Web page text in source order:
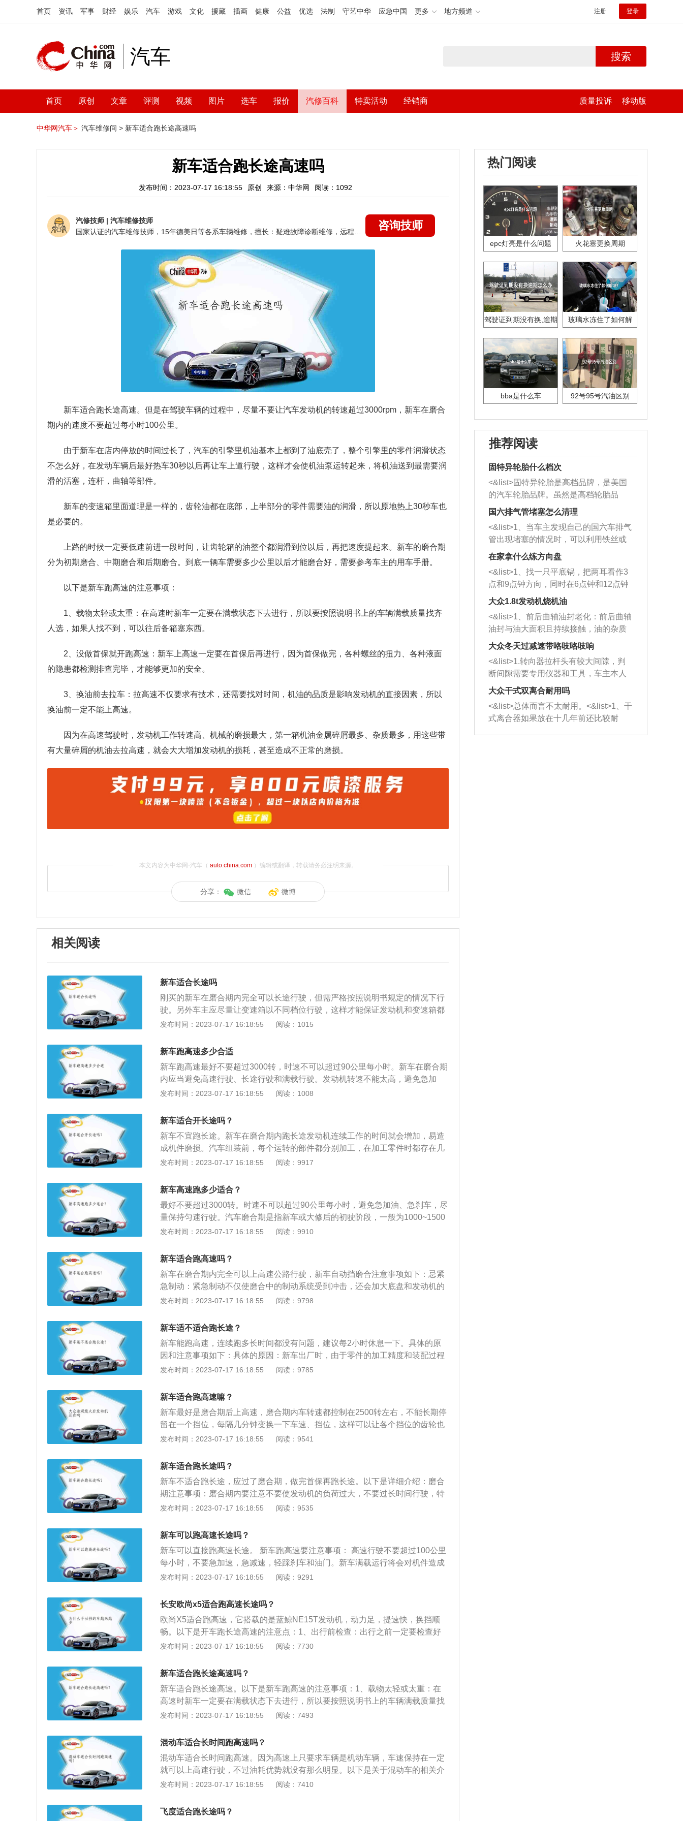
首页 资讯 军事 财经 娱乐 汽车 游戏 文化 援藏 插画 健康 公益 优选 法制 守艺中华 应急中国 更多 地方频道 注册 登录
汽车 搜索
首页 原创 文章 评测 视频 图片 选车 报价 汽修百科 特卖活动 经销商 质量投诉 移动版
中华网汽车＞ 汽车维修间 > 新车适合跑长途高速吗
新车适合跑长途高速吗
发布时间：2023-07-17 16:18:55 原创 来源：中华网 阅读：1092
汽修技师 | 汽车维修技师
咨询技师
新车适合跑长途高速。但是在驾驶车辆的过程中，尽量不要让汽车发动机的转速超过3000rpm，新车在磨合
期内的速度不要超过每小时100公里。
由于新车在店内停放的时间过长了，汽车的引擎里机油基本上都到了油底壳了，整个引擎里的零件润滑状态
不怎么好，在发动车辆后最好热车30秒以后再让车上道行驶，这样才会使机油泵运转起来，将机油送到最需要润
滑的活塞，连杆，曲轴等部件。
新车的变速箱里面道理是一样的，齿轮油都在底部，上半部分的零件需要油的润滑，所以原地热上30秒车也
是必要的。
上路的时候一定要低速前进一段时间，让齿轮箱的油整个都润滑到位以后，再把速度提起来。新车的磨合期
分为初期磨合、中期磨合和后期磨合。到底一辆车需要多少公里以后才能磨合好，需要参考车主的用车手册。
以下是新车跑高速的注意事项：
1、载物太轻或太重：在高速时新车一定要在满载状态下去进行，所以要按照说明书上的车辆满载质量找齐
人选，如果人找不到，可以往后备箱塞东西。
2、没做首保就开跑高速：新车上高速一定要在首保后再进行，因为首保做完，各种螺丝的扭力、各种液面
的隐患都检测排查完毕，才能够更加的安全。
3、换油前去拉车：拉高速不仅要求有技术，还需要找对时间，机油的品质是影响发动机的直接因素，所以
换油前一定不能上高速。
因为在高速驾驶时，发动机工作转速高、机械的磨损最大，第一箱机油金属碎屑最多、杂质最多，用这些带
有大量碎屑的机油去拉高速，就会大大增加发动机的损耗，甚至造成不正常的磨损。
本文内容为中华网·汽车（ auto.china.com）编辑或翻译，转载请务必注明来源。
分享： 微信 微博
相关阅读
新车适合长途吗
刚买的新车在磨合期内完全可以长途行驶，但需严格按照说明书规定的情况下行
驶。另外车主应尽量让变速箱以不同档位行驶，这样才能保证发动机和变速箱都
能得到良好的磨合。新车开长途的注意事项具体如下：1、在开车前务必要对汽
机出现故障。2、在高速路上行驶时，最好是在中间车道行驶，左边车道是超车
道，行车速度都比较快；而右边车道虽然车速较慢但有大车，惯性太大，若是发
生意外在大车旁边会很危险。3、开车最忌讳的是分神，如果长时间跑长途觉得
疲惫，那最好花点时间去服务区休息下，疲劳驾驶也非常危险。
发布时间：2023-07-17 16:18:55 阅读：1015
新车跑高速多少合适
新车跑高速最好不要超过3000转，时速不可以超过90公里每小时。新车在磨合期
内应当避免高速行驶、长途行驶和满载行驶。发动机转速不能太高，避免急加
油、急刹车，尽量保持匀速行驶。汽车磨合期是指新车或大修后的初驶阶段，一
在磨合期间内可以调整提升汽车各部件适应环境的能力，并磨掉零件上的凸起
物。汽车磨合的优劣，对车的寿命、安全性、经济性将会产生重要的影响。
发布时间：2023-07-17 16:18:55 阅读：1008
新车适合开长途吗？
新车不宜跑长途。新车在磨合期内跑长途发动机连续工作的时间就会增加，易造
成机件磨损。汽车组装前，每个运转的部件都分别加工，在加工零件时都存在几
何偏差，所以组装后，有些运转部件会局部直接接触，润滑油难以进入摩擦表
合中的制动系统受到冲击，还会加大底盘和发动机的冲击负荷，在初次行驶的30
0公里内，最好不要紧急制动。负荷不要过重：新车在磨合期如果满载运行，会
对机件造成损坏。因此，在初次行驶的1000公里内，一般载重量不要超过额定载
荷的75%-80%。
发布时间：2023-07-17 16:18:55 阅读：9917
新车高速跑多少适合？
最好不要超过3000转。时速不可以超过90公里每小时，避免急加油、急刹车，尽
量保持匀速行驶。汽车磨合期是指新车或大修后的初驶阶段，一般为1000~1500
公里，这是保证机件充分接触、摩擦、适应、定型的基本里程。在这期间可以调
对车的寿命、安全性、经济性将会产生重要的影响。出厂后的新车，虽然已经进
行过磨合，但是零件的表面依然较粗糙。另外在加工、装配时存在一定的偏差和
一些很难发现的隐患。另外，新零件与配件间，有很多金属粒脱落，这些金属粒
不仅使零件间的磨损加剧，而且落入机油后还会使机油的质量下降，影响了润滑
的效果。由于新的零件在运行时摩擦阻力比正常时期大，所以油耗也会比较高。
~80公里/时。在开过1500公里后可逐渐把转速和车速提高到车辆允许的最高速
度，而且不要用力踩油门，以保证活塞、气缸及其他一些重要的部件在缓和的状
态下提高负荷。
发布时间：2023-07-17 16:18:55 阅读：9910
新车适合跑高速吗？
新车在磨合期内完全可以上高速公路行驶，新车自动挡磨合注意事项如下：忌紧
急制动：紧急制动不仅使磨合中的制动系统受到冲击，还会加大底盘和发动机的
冲击负荷。在初次行驶的300公里内，最好不要紧急制动。忌负荷过重：新车在
额定负荷的75%。忌跑长途：当新车在磨合期间长距离行驶时，发动机的持续工
作时间会增加，容易造成零件磨损。忌高速行驶：新车在磨合期间有速度限制。
国产汽车的速度是每小时40-70公里，进口汽车在100公里以内。节气门全开时车
速不能超过最大速度的80%。
发布时间：2023-07-17 16:18:55 阅读：9798
新车适不适合跑长途？
新车能跑高速，连续跑多长时间都没有问题，建议每2小时休息一下。具体的原
因和注意事项如下：具体的原因：新车出厂时，由于零件的加工精度和装配过程
中存在误差，因此需要一定过程的磨合。汽车磨合的优劣，会对汽车寿命、安全
长一些，多数为1500至3000公里。磨合期分为3个阶段。即：初期100公里、初
磨合200公里、磨合形成氧化膜3000公里。注意事项：电喷车启动前，应先将钥
匙转到第二档后等5到10秒，再启动。因为钥匙门打开后，汽油泵开始工作，使
油压及喷油量进行调整，所以几秒钟后再启动，对汽车的马达及发动机都是有好
处大多数人都习惯让发动机怠速运转，等水温达到正常温度后再把车开走，其实
之前，供油系统不能正常工作，勉强行驶自然会出现转速不稳、熄火等现象，所
以化油器发动机用怠速预热是迫不得已的办法。
发布时间：2023-07-17 16:18:55 阅读：9785
新车适合跑高速嘛？
新车最好是磨合期后上高速，磨合期内车转速都控制在2500转左右，不能长期停
留在一个挡位，每隔几分钟变换一下车速、挡位，这样可以让各个挡位的齿轮也
得到磨合，减少某一挡位的过度磨损。辨别是否是新车的方法如下：看出厂日
超过15天，那么就是旧车。看刹车盘：一般车辆经过200公里以上的行驶后，刹
车蹄片都会在刹车盘上留下明显的痕迹。一般刹车蹄片与刹车盘外沿存在1～2毫
米的距离。
发布时间：2023-07-17 16:18:55 阅读：9541
新车适合跑长途吗？
新车不适合跑长途，应过了磨合期，做完首保再跑长途。以下是详细介绍：磨合
期注意事项：磨合期内要注意不要使发动机的负荷过大，不要过长时间行驶，特
别是不要长时间高速行驶，操作各档位时要柔和，加油门不宜过急，起步或上坡
0公里为磨合前期，注意时速保持在60-70码，转速不超过2200转。500-1000公
里为磨合后期，速度可提升至120码以下，转速不超过3000转即可。
发布时间：2023-07-17 16:18:55 阅读：9535
新车可以跑高速长途吗？
新车可以直接跑高速长途。 新车跑高速要注意事项： 高速行驶不要超过100公里
每小时，不要急加速，急减速，轻踩刹车和油门。新车满载运行将会对机件造成
损坏。因此在最初的1000公里内，国产车不能超过额定载荷的75％-80％；进口
三个月左右。新车出厂时，由于零件的加工精度和装配过程中存在误差，因此需
要一定里程的磨合，当然新车的磨合期也可以延长一段时间，这个根据自己情况
而定。汽车磨合的优劣，会对汽车寿命、安全性和经济性产生重要影响。
发布时间：2023-07-17 16:18:55 阅读：9291
长安欧尚x5适合跑高速长途吗？
欧尚X5适合跑高速，它搭载的是蓝鲸NE15T发动机，动力足，提速快，换挡顺
畅。以下是开车跑长途高速的注意点：1、出行前检查：出行之前一定要检查好
车子的各项零件、轮胎、灯光、油液、雨刮器等等，特别是要长途高速行驶一定
是十分危险的。2、控制车速：一慢二看三通过。不能过慢，要按规定车速行
驶。尤其是在下高速进入匝道的时候，一定要有减速的意识，很多人都会在匝道
里超速。3、不要频繁变道：如果没有特殊情况不要频繁变道，很多交通事故都
是因为变道引起的。如果必须要超车或变道，一定要打转向灯三秒之后再进行操
作。4、远离大车：因为大货车受限于视觉盲区及自身自重等原因，不仅刹车距
发布时间：2023-07-17 16:18:55 阅读：7730
新车适合跑长途高速吗？
新车适合跑长途高速。以下是新车跑高速的注意事项：1、载物太轻或太重：在
高速时新车一定要在满载状态下去进行，所以要按照说明书上的车辆满载质量找
齐人选，如果人找不到，可以往后备箱塞东西。2、没做首保就开跑高速：新车
患都检测排查完毕，才能够更加的安全。3、换油前去拉车：拉高速不仅要求有
技术，还需要找对时间，机油的品质是影响发动机的直接因素，所以换油前一定
不能上高速，因为在高速驾驶时，发动机工作转速高、机械的磨损最大，第一箱
机油金属碎屑最多、杂质最多，用这些带有大量碎屑的机油去拉高速，就会大大
增加发动机的损耗，甚至造成不正常的磨损。
发布时间：2023-07-17 16:18:55 阅读：7493
混动车适合长时间跑高速吗？
混动车适合长时间跑高速。因为高速上只要求车辆是机动车辆，车速保持在一定
就可以上高速行驶，不过油耗优势就没有那么明显。以下是关于混动车的相关介
绍：1、概念：指车上装有两个以上动力源：蓄电池、燃料电池、太阳能电池、
池的汽车。2、优点：采用复合动力后可按平均需用的功率来确定内燃机的最大
功率，此时处于油耗低、污染少的最优工况下工作。需要大功率内燃机功率不足
发布时间：2023-07-17 16:18:55 阅读：7410
飞度适合跑长途吗？
热门阅读
epc灯亮是什么问题 火花塞更换周期
驾驶证到期没有换,逾期
玻璃水冻住了如何解
bba是什么车 92号95号汽油区别
推荐阅读
固特异轮胎什么档次
<&list>固特异轮胎是高档品牌，是美国
的汽车轮胎品牌。虽然是高档轮胎品
牌，但是中高低端的轮胎都有生产，这
也是为了更好的开拓市场。
国六排气管堵塞怎么清理
<&list>1、当车主发现自己的国六车排气
管出现堵塞的情况时，可以利用铁丝或
者是细棍，直接将杂物给取出来，如果
堵塞情况比较严重，也可以采取应急措
施。 <&list>2、直接利用木棍将所有的
杂物推到排气管里面的位置处，然后将
三元催化器拆解开，就可以将堵塞的东
西取出来。但如果是因为积碳过多引起
的堵塞，就需要将三元催化器泡在草酸
洗剂对堵塞的情况得到解决，将清洗剂
放在燃油箱中，与燃油混合后，车辆启
动时，就可以和汽油一起进入到燃烧
室，最后形成废气排出，就可以让三元
催化器得到清洗，排气管堵塞的情况就
能够得到解决。
在家拿什么练方向盘
<&list>1、找一只平底锅，把两耳看作3
点和9点钟方向，同时在6点钟和12点钟
方向做一个标记。 <&list>2、双手握住
一圈半的练习，往右同样也要打相同的
圈数。 <&list>3、最后强调要反复练
习，这样就可以形成肌肉记忆，在真实
驾驶车辆时，不需要记忆也能打好方
向。
大众1.8t发动机烧机油
<&list>1、前后曲轴油封老化：前后曲轴
油封与油大面积且持续接触，油的杂质
和发动机内持续温度变化使其密封效果
逐渐减弱，导致渗油或漏油。<&list>2、
活塞间隙过大：积碳会使活塞环与缸体
的间隙扩大，导致机油流入燃烧室中，
造成烧机油。<&list>3、机油粘度。使用
机油粘度过小的话，同样会有烧机油现
象，机油粘度过小具有很好的流动性，
大众冬天过减速带咯吱咯吱响
<&list>1.转向器拉杆头有较大间隙，判
断间隙需要专用仪器和工具，车主本人
无法制作，需要将车辆送到修理厂或4s
店；<&list>2.车辆半轴套管防尘罩破
裂，破裂后会出现漏油现象，使半轴磨
损严重，磨损的半轴容易损坏，产生异
响；<&list>3.稳定器的转向胶套和球头
大众干式双离合耐用吗
<&list>总体而言不太耐用。<&list>1、干
式离合器如果放在十几年前还比较耐